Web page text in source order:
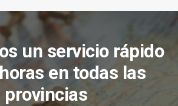
un servicio rápido
en todas las
provincias